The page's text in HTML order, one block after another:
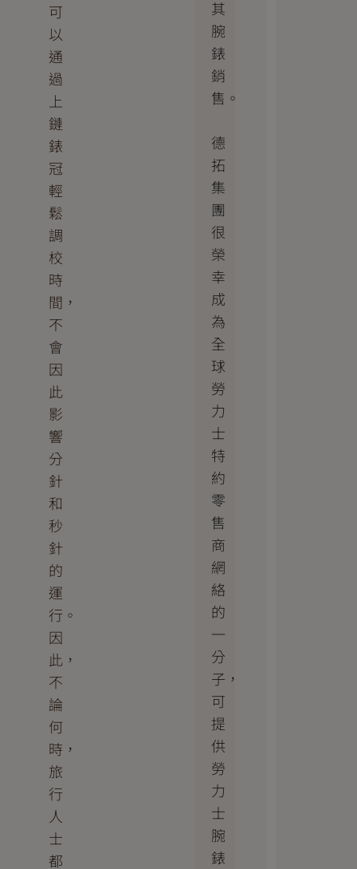
可
以
通
過
上
鏈
錶
冠
輕
鬆
調
校
時
間，
不
會
因
此
影
響
分
針
和
秒
針
的
運
行。
因
此，
不
論
何
時，
旅
行
人
士
都
其
腕
錶
銷
售。
德
拓
集
團
很
榮
幸
成
為
全
球
勞
力
士
特
約
零
售
商
網
絡
的
一
分
子，
可
提
供
勞
力
士
腕
錶